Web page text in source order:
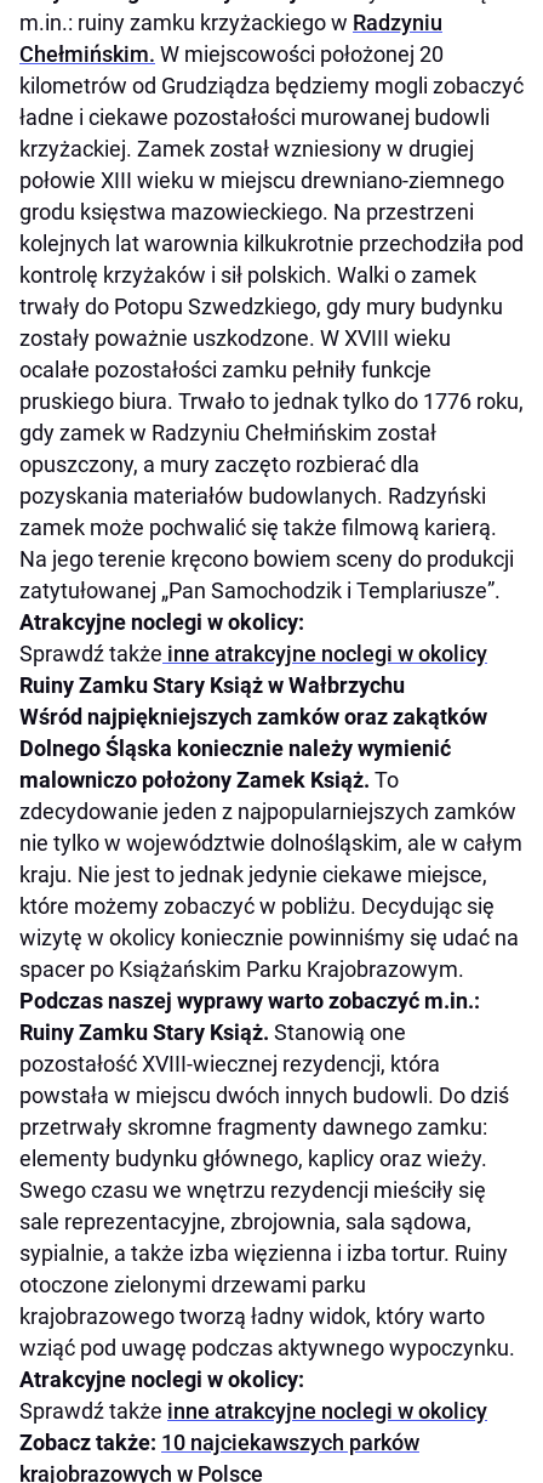
m.in.: ruiny zamku krzyżackiego w Radzyniu
Chełmińskim. W miejscowości położonej 20
kilometrów od Grudziądza będziemy mogli zobaczyć
ładne i ciekawe pozostałości murowanej budowli
krzyżackiej. Zamek został wzniesiony w drugiej
połowie XIII wieku w miejscu drewniano-ziemnego
grodu księstwa mazowieckiego. Na przestrzeni
kolejnych lat warownia kilkukrotnie przechodziła pod
kontrolę krzyżaków i sił polskich. Walki o zamek
trwały do Potopu Szwedzkiego, gdy mury budynku
zostały poważnie uszkodzone. W XVIII wieku
ocalałe pozostałości zamku pełniły funkcje
pruskiego biura. Trwało to jednak tylko do 1776 roku,
gdy zamek w Radzyniu Chełmińskim został
opuszczony, a mury zaczęto rozbierać dla
pozyskania materiałów budowlanych. Radzyński
zamek może pochwalić się także filmową karierą.
Na jego terenie kręcono bowiem sceny do produkcji
zatytułowanej „Pan Samochodzik i Templariusze”.
Atrakcyjne noclegi w okolicy:
Sprawdź także inne atrakcyjne noclegi w okolicy
Ruiny Zamku Stary Książ w Wałbrzychu
Wśród najpiękniejszych zamków oraz zakątków
Dolnego Śląska koniecznie należy wymienić
malowniczo położony Zamek Książ. To
zdecydowanie jeden z najpopularniejszych zamków
nie tylko w województwie dolnośląskim, ale w całym
kraju. Nie jest to jednak jedynie ciekawe miejsce,
które możemy zobaczyć w pobliżu. Decydując się
wizytę w okolicy koniecznie powinniśmy się udać na
spacer po Książańskim Parku Krajobrazowym.
Podczas naszej wyprawy warto zobaczyć m.in.:
Ruiny Zamku Stary Książ. Stanowią one
pozostałość XVIII-wiecznej rezydencji, która
powstała w miejscu dwóch innych budowli. Do dziś
przetrwały skromne fragmenty dawnego zamku:
elementy budynku głównego, kaplicy oraz wieży.
Swego czasu we wnętrzu rezydencji mieściły się
sale reprezentacyjne, zbrojownia, sala sądowa,
sypialnie, a także izba więzienna i izba tortur. Ruiny
otoczone zielonymi drzewami parku
krajobrazowego tworzą ładny widok, który warto
wziąć pod uwagę podczas aktywnego wypoczynku.
Atrakcyjne noclegi w okolicy:
Sprawdź także inne atrakcyjne noclegi w okolicy
Zobacz także: 10 najciekawszych parków
krajobrazowych w Polsce